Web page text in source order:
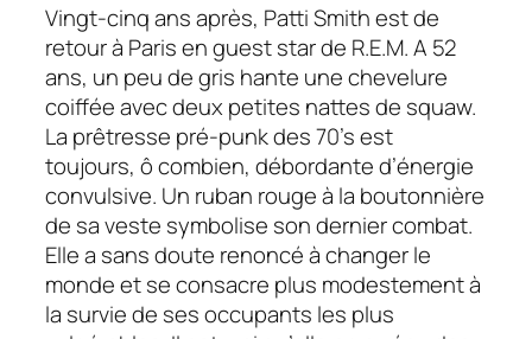
Vingt-cinq ans après, Patti Smithest de
retour à Paris en guest star de R.E.M.A 52
ans, un peu de gris hante une chevelure
coiffée avec deux petites nattes de squaw.
La prêtresse pré-punk des 70’s est
toujours, ô combien, débordante d’énergie
convulsive. Un ruban rouge à la boutonnière
de sa veste symbolise son dernier combat.
Elle a sans doute renoncé à changer le
monde et se consacre plus modestement à
la survie de ses occupants les plus